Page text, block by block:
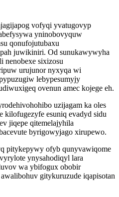
vofyqi yvatugovyp
yninobovyquw
qonufojutubaxu
juwikiniri. Od sunukawywyha
nenobexe sixizosu
urujunor nyxyqa wi
lebypesumyjy
ovenun amec kojege eh.
uzijagam ka oles
kilofugezyfe esuniq evadyd sidu
jiqepe qitemelajyhila
byrigowyjago xirupewo.
pitykepywy ofyb qunyvawiqome
ynysahodiqyl lara
wa ybifogux obobir
gitykuruzude iqapisotan